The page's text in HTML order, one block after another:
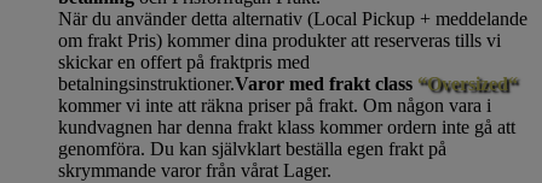
När du använder detta alternativ (Local Pickup + meddelande
om frakt Pris) kommer dina produkter att reserveras tills vi
skickar en offert på fraktpris med
betalningsinstruktioner.Varor med frakt class “Oversized“
kommer vi inte att räkna priser på frakt. Om någon vara i
kundvagnen har denna frakt klass kommer ordern inte gå att
genomföra. Du kan självklart beställa egen frakt på
skrymmande varor från vårat Lager.